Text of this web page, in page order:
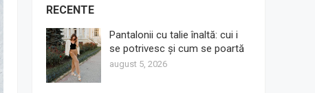
RECENTE
Pantalonii cu talie înaltă: cui i
se potrivesc și cum se poartă
august 5, 2026